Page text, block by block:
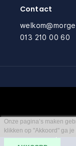
Contact
013 210 00 60
Onze pagina’s maken
klikken op "Akkoord" ga